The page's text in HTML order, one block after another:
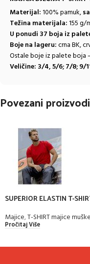
Materijal:100% pamuk,
Težina materijala:155 g/
U ponudi 37 boja iz
Boje na lageru:crna BK,
Ostale boje iz palete boja
Veličine: 3/4, 5/6; 7/8; 9/
Povezani proizvodi
SUPERIOR ELASTIN T-
Majice,T-SHIRT majice muške
Pročitaj Više